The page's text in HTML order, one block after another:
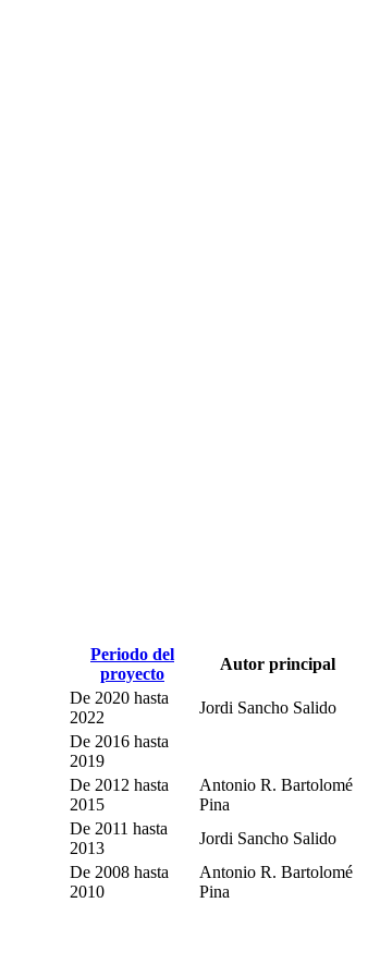
Periodo del
proyecto
Autor principal
De 2020 hasta
2022
Jordi Sancho Salido
De 2016 hasta
2019
De 2012 hasta
2015
Antonio R. Bartolomé
Pina
De 2011 hasta
2013
Jordi Sancho Salido
De 2008 hasta
2010
Antonio R. Bartolomé
Pina